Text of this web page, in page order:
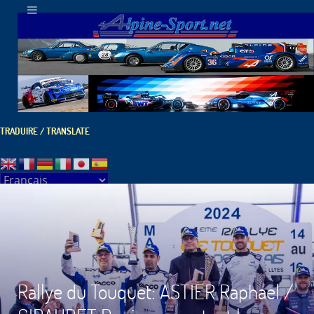
TRADUIRE / TRANSLATE
Rallye du Touquet: ASTIER Raphael /